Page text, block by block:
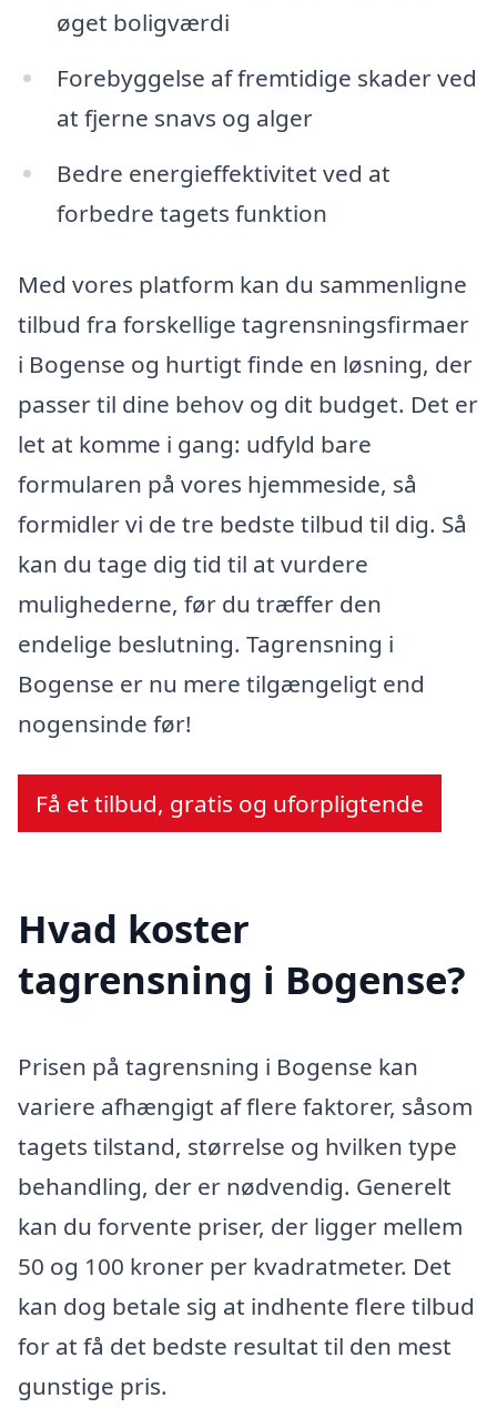
øget boligværdi
Forebyggelse af fremtidige skader ved
at fjerne snavs og alger
Bedre energieffektivitet ved at
forbedre tagets funktion
Med vores platform kan du sammenligne
tilbud fra forskellige tagrensningsfirmaer
i Bogense og hurtigt finde en løsning, der
passer til dine behov og dit budget. Det er
let at komme i gang: udfyld bare
formularen på vores hjemmeside, så
formidler vi de tre bedste tilbud til dig. Så
kan du tage dig tid til at vurdere
mulighederne, før du træffer den
endelige beslutning. Tagrensning i
Bogense er nu mere tilgængeligt end
nogensinde før!
Få et tilbud, gratis og uforpligtende
Hvad koster
tagrensning i Bogense?
Prisen på tagrensning i Bogense kan
variere afhængigt af flere faktorer, såsom
tagets tilstand, størrelse og hvilken type
behandling, der er nødvendig. Generelt
kan du forvente priser, der ligger mellem
50 og 100 kroner per kvadratmeter. Det
kan dog betale sig at indhente flere tilbud
for at få det bedste resultat til den mest
gunstige pris.